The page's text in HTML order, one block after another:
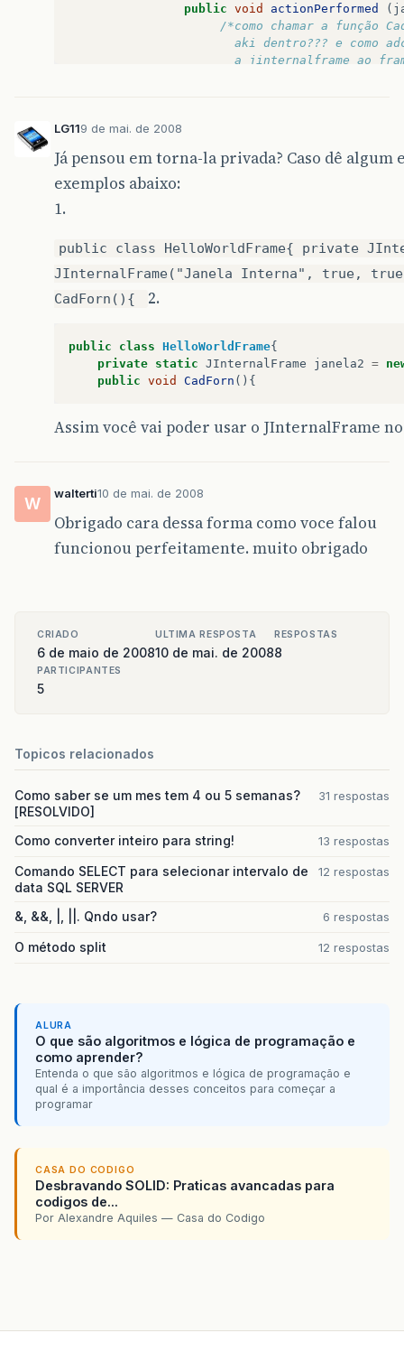
public void actionPerformed (
/*como chamar a função
aki dentro??? e como
a jinternalframe ao
Cadastro
janela. setSize( 500, 500);
janela.setVisible
LG119 de mai. de 2008
Já pensou em torna-la privada? Caso dê
exemplos abaixo:
1.
public class HelloWorldFrame{ private
JInternalFrame("Janela Interna", true,
CadForn(){
2.
public class HelloWorldFrame{
private static JInternalFrame janela2 =
public void CadForn (){
Assim você vai poder usar o JInternalFrame no
W
walterti10 de mai. de 2008
Obrigado cara dessa forma como voce falou
funcionou perfeitamente. muito obrigado
CRIADO
6 de maio de 2008
ULTIMA RESPOSTA
10 de mai. de 2008
RESPOSTAS
8
PARTICIPANTES
5
Topicos relacionados
Como saber se um mes tem 4 ou 5 semanas?
[RESOLVIDO]
31 respostas
Como converter inteiro para string! 13 respostas
Comando SELECT para selecionar intervalo de
data SQL SERVER
12 respostas
&, &&, |, ||. Qndo usar? 6 respostas
O método split 12 respostas
ALURA
O que são algoritmos e lógica de programação e
como aprender?
Entenda o que são algoritmos e lógica de programação e
qual é a importância desses conceitos para começar a
programar
CASA DO CODIGO
Desbravando SOLID: Praticas avancadas para
codigos de...
Por Alexandre Aquiles — Casa do Codigo